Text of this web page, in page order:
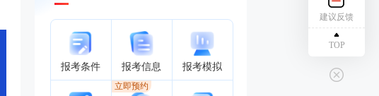
报考条件 报考信息 报考模拟
立即预约
建议反馈
TOP